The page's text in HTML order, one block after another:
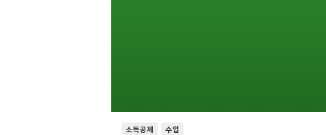
소득공제 수입